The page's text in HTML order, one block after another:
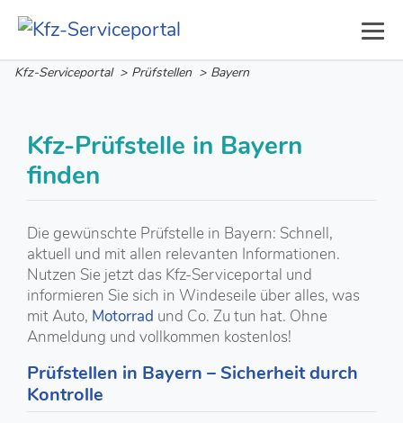
Kfz-Serviceportal > Prüfstellen > Bayern
Kfz-Prüfstelle in Bayern
finden
Die gewünschte Prüfstelle in Bayern: Schnell,
aktuell und mit allen relevanten Informationen.
Nutzen Sie jetzt das Kfz-Serviceportal und
informieren Sie sich in Windeseile über alles, was
mit Auto, Motorrad und Co. Zu tun hat. Ohne
Anmeldung und vollkommen kostenlos!
Prüfstellen in Bayern – Sicherheit durch
Kontrolle